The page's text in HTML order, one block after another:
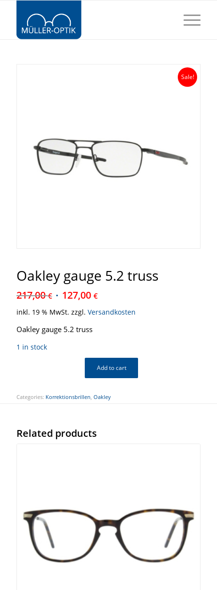
Sale!
Oakley gauge 5.2 truss
217,00€ 127,00 €
inkl. 19 % MwSt. zzgl. Versandkosten
Oakley gauge 5.2 truss
1 in stock
Add to cart
Categories: Korrektionsbrillen, Oakley
Related products